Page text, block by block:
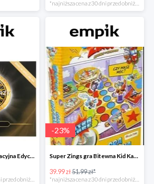
Milionerzy gra edukacyjna Edycja Gold w super cenie w Empiku Premium
*najniższa cena z 30 dni przed obniżką
-23%
Super Zings gra Bitewna Kid Kazom w super cenie w Empiku Premium
39.99 zł51.99 zł*
*najniższa cena z 30 dni przed obniżką